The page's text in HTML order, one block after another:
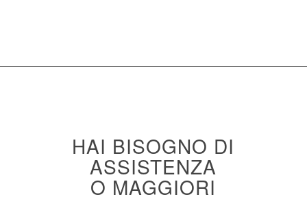
HAI BISOGNO DI
ASSISTENZA
O MAGGIORI